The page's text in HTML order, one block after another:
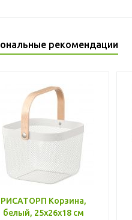
рекомендации
РИСАТОРП Корзина,
белый, 25x26x18 см